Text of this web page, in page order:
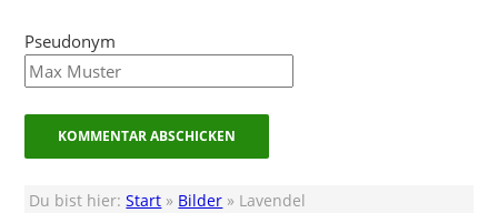
Pseudonym
Du bist hier:Start » Bilder » Lavendel